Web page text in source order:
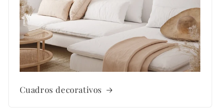
Cuadros decorativos